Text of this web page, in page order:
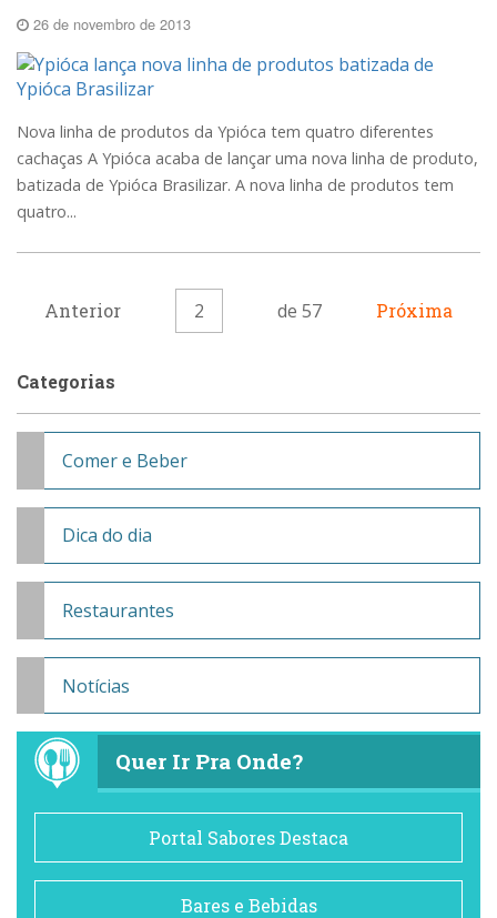
26 de novembro de 2013
Nova linha de produtos da Ypióca tem quatro diferentes
cachaças A Ypióca acaba de lançar uma nova linha de produto,
batizada de Ypióca Brasilizar. A nova linha de produtos tem
quatro...
Anterior 2 de 57 Próxima
Categorias
Comer e Beber
Dica do dia
Restaurantes
Notícias
Quer Ir Pra Onde?
Portal Sabores Destaca
Bares e Bebidas